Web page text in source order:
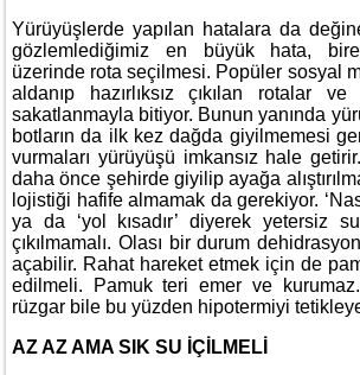
Yürüyüşlerde yapılan hatalara da
gözlemlediğimiz en büyük hata,
üzerinde rota seçilmesi. Popüler sosyal
aldanıp hazırlıksız çıkılan rotalar
sakatlanmayla bitiyor. Bunun yanında
botların da ilk kez dağda giyilmemesi
vurmaları yürüyüşü imkansız hale
daha önce şehirde giyilip ayağa
lojistiği hafife almamak da gerekiyor.
ya da ‘yol kısadır’ diyerek yetersiz
çıkılmamalı. Olası bir durum
açabilir. Rahat hareket etmek için de
edilmeli. Pamuk teri emer ve
rüzgar bile bu yüzden hipotermiyi
AZ AZ AMA SIK SU İÇİLMELİ